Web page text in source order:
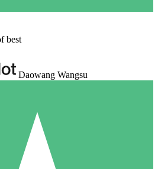
best
Daowang Wangsu